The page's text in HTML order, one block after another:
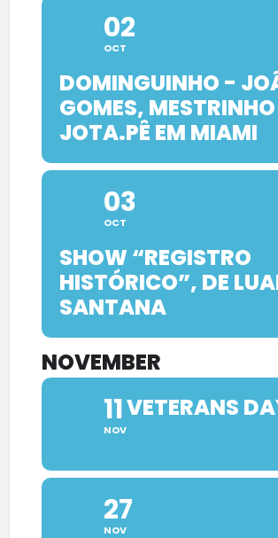
02
OCT
DOMINGUINHO -
GOMES, MESTRINHO
JOTA.PÊ EM MIAMI
03
OCT
SHOW “REGISTRO
HISTÓRICO”, DE
SANTANA
NOVEMBER
11
NOV
VETERANS
27
NOV